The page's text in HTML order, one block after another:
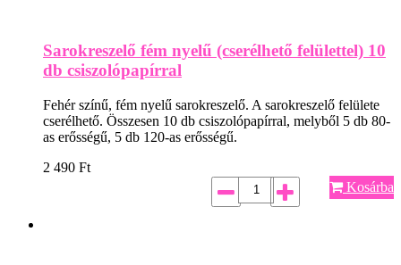
Sarokreszelő fém nyelű (cserélhető felülettel) 10
db csiszolópapírral
Fehér színű, fém nyelű sarokreszelő. A sarokreszelő felülete
cserélhető. Összesen 10 db csiszolópapírral, melyből 5 db 80-
as erősségű, 5 db 120-as erősségű.
2 490 Ft
Kosárba